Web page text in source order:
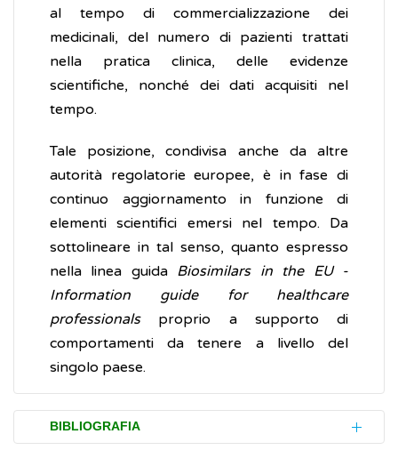
al tempo di commercializzazione dei
medicinali, del numero di pazienti trattati
nella pratica clinica, delle evidenze
scientifiche, nonché dei dati acquisiti nel
tempo.
Tale posizione, condivisa anche da altre
autorità regolatorie europee, è in fase di
continuo aggiornamento in funzione di
elementi scientifici emersi nel tempo. Da
sottolineare in tal senso, quanto espresso
nella linea guida Biosimilars in the EU -
Information guide for healthcare
professionalsproprio a supporto di
comportamenti da tenere a livello del
singolo paese.
BIBLIOGRAFIA